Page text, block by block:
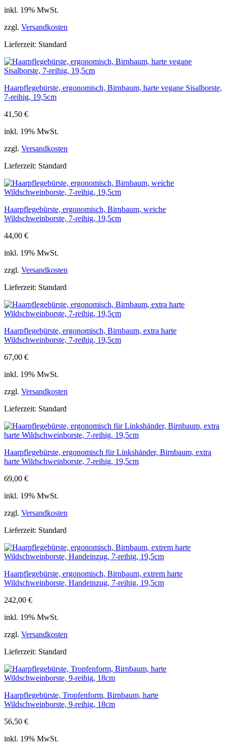
inkl. 19% MwSt.
zzgl. Versandkosten
Lieferzeit: Standard
Haarpflegebürste, ergonomisch, Birnbaum, harte vegane Sisalborste,
7-reihig, 19,5cm
41,50 €
inkl. 19% MwSt.
zzgl. Versandkosten
Lieferzeit: Standard
Haarpflegebürste, ergonomisch, Birnbaum, weiche
Wildschweinborste, 7-reihig, 19,5cm
44,00 €
inkl. 19% MwSt.
zzgl. Versandkosten
Lieferzeit: Standard
Haarpflegebürste, ergonomisch, Birnbaum, extra harte
Wildschweinborste, 7-reihig, 19,5cm
67,00 €
inkl. 19% MwSt.
zzgl. Versandkosten
Lieferzeit: Standard
Haarpflegebürste, ergonomisch für Linkshänder, Birnbaum, extra
harte Wildschweinborste, 7-reihig, 19,5cm
69,00 €
inkl. 19% MwSt.
zzgl. Versandkosten
Lieferzeit: Standard
Haarpflegebürste, ergonomisch, Birnbaum, extrem harte
Wildschweinborste, Handeinzug, 7-reihig, 19,5cm
242,00 €
inkl. 19% MwSt.
zzgl. Versandkosten
Lieferzeit: Standard
Haarpflegebürste, Tropfenform, Birnbaum, harte
Wildschweinborste, 9-reihig, 18cm
56,50 €
inkl. 19% MwSt.